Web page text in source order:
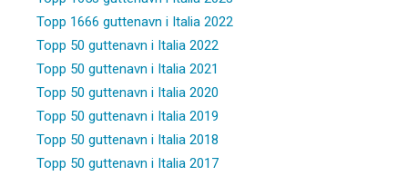
Topp 1666 guttenavn i Italia 2022
Topp 50 guttenavn i Italia 2022
Topp 50 guttenavn i Italia 2021
Topp 50 guttenavn i Italia 2020
Topp 50 guttenavn i Italia 2019
Topp 50 guttenavn i Italia 2018
Topp 50 guttenavn i Italia 2017